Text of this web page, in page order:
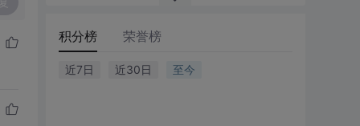
积分榜 荣誉榜
近7日 近30日 至今